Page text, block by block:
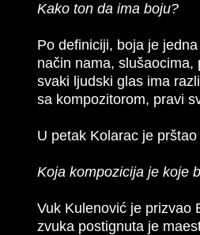
Kako ton da ima boju?
Po definiciji, boja je
način nama,
svaki ljudski glas ima
sa kompozitorom, pravi
U petak Kolarac je
Koja kompozicija je koje
Vuk Kulenović je prizvao
zvuka postignuta je